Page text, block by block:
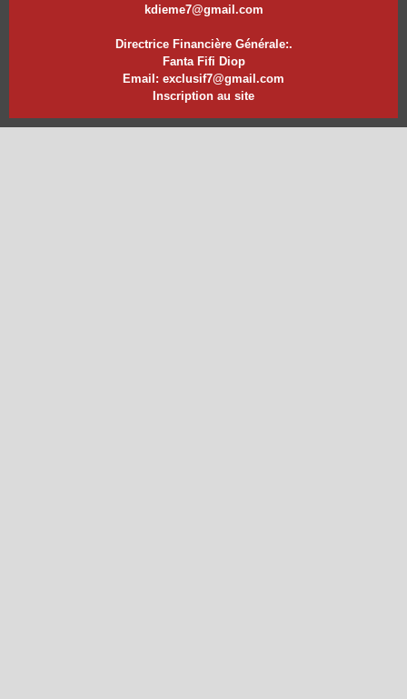
kdieme7@gmail.com
Directrice Financière Générale:.
Fanta Fifi Diop
Email: exclusif7@gmail.com
Inscription au site